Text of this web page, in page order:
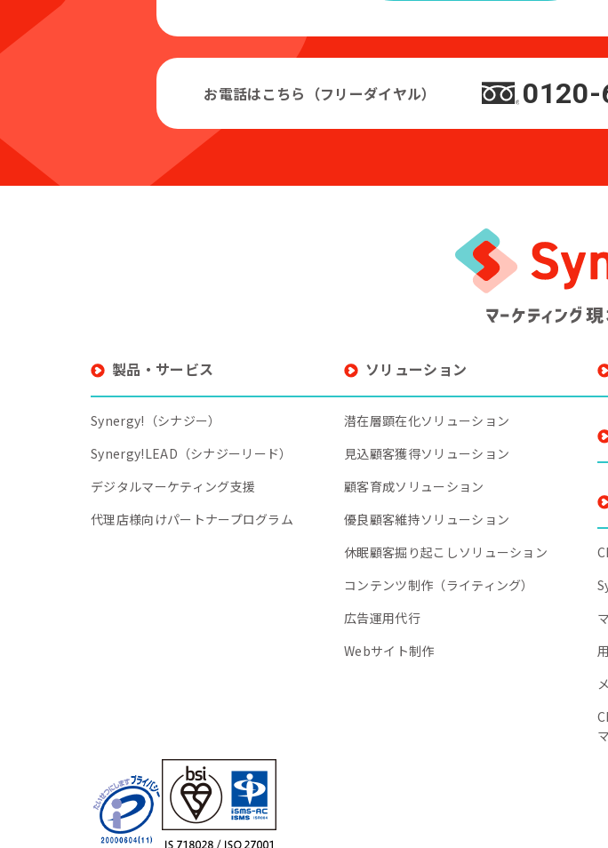
お電話はこちら（フリーダイヤル）
製品・サービス
Synergy!（シナジー）
Synergy!LEAD（シナジーリード）
デジタルマーケティング支援
代理店様向けパートナープログラム
ソリューション
潜在層顕在化ソリューション
見込顧客獲得ソリューション
顧客育成ソリューション
優良顧客維持ソリューション
休眠顧客掘り起こしソリューション
コンテンツ制作（ライティング）
広告運用代行
Webサイト制作